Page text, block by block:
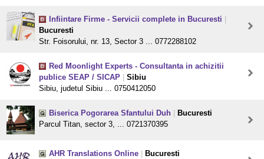
Infiintare Firme - Servicii complete in Bucuresti
Bucuresti
Str. Foisorului, nr. 13, Sector 3 ... 0772288102
Red Moonlight Experts - Consultanta in achizitii
publice SEAP / SICAP
Sibiu
Sibiu, judetul Sibiu ... 0750412050
Biserica Pogorarea Sfantului Duh
Bucuresti
Parcul Titan, sector 3, ... 0721370395
AHR Translations Online
Bucuresti